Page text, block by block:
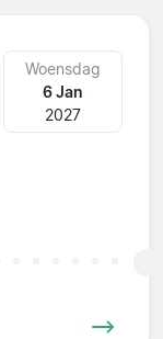
Woensdag
6 Jan
2027